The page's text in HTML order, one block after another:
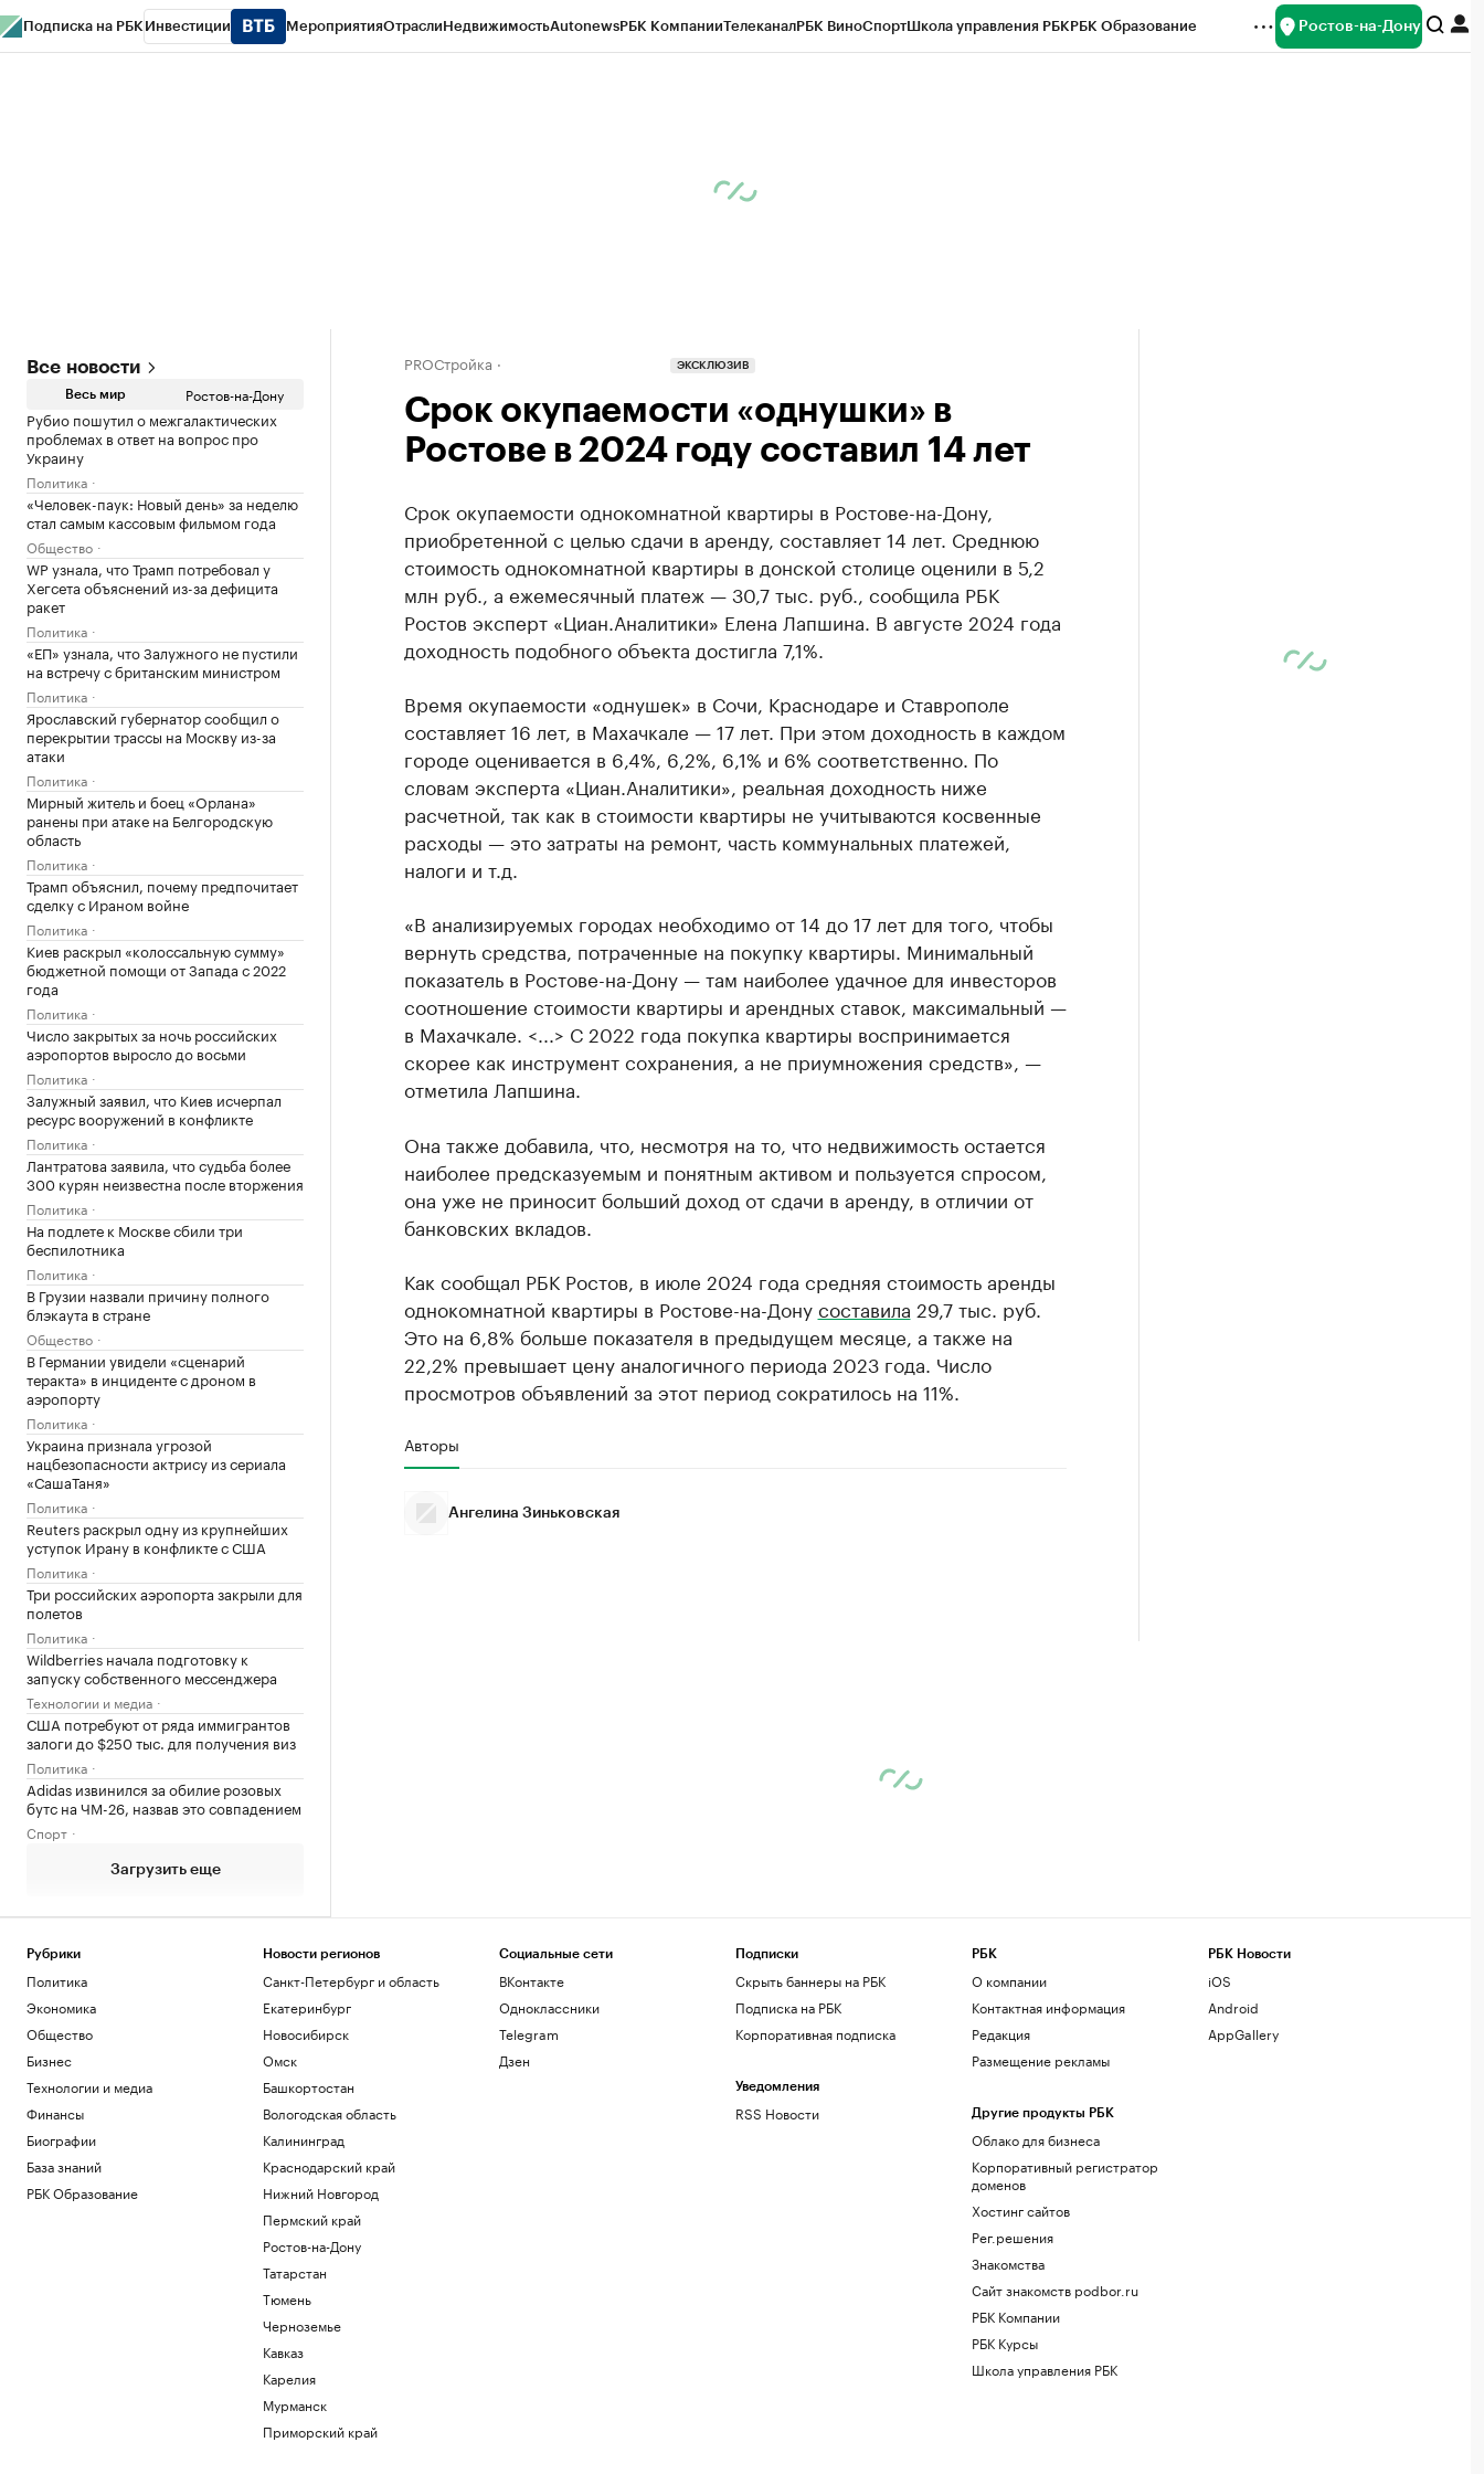
Подписка на РБК Инвестиции МероприятияОтраслиНедвижимостьAutonewsРБК КомпанииТелеканалРБК ВиноСпортШкола управления РБКРБК Образование Ростов-на-Дону
Все новости
Весь мир Ростов-на-Дону
Рубио пошутил о межгалактических
проблемах в ответ на вопрос про
Украину
Политика
«Человек-паук: Новый день» за неделю
стал самым кассовым фильмом года
Общество
WP узнала, что Трамп потребовал у
Хегсета объяснений из-за дефицита
ракет
Политика
«ЕП» узнала, что Залужного не пустили
на встречу с британским министром
Политика
Ярославский губернатор сообщил о
перекрытии трассы на Москву из-за
атаки
Политика
Мирный житель и боец «Орлана»
ранены при атаке на Белгородскую
область
Политика
Трамп объяснил, почему предпочитает
сделку с Ираном войне
Политика
Киев раскрыл «колоссальную сумму»
бюджетной помощи от Запада с 2022
года
Политика
Число закрытых за ночь российских
аэропортов выросло до восьми
Политика
Залужный заявил, что Киев исчерпал
ресурс вооружений в конфликте
Политика
Лантратова заявила, что судьба более
300 курян неизвестна после вторжения
Политика
На подлете к Москве сбили три
беспилотника
Политика
В Грузии назвали причину полного
блэкаута в стране
Общество
В Германии увидели «сценарий
теракта» в инциденте с дроном в
аэропорту
Политика
Украина признала угрозой
нацбезопасности актрису из сериала
«СашаТаня»
Политика
Reuters раскрыл одну из крупнейших
уступок Ирану в конфликте с США
Политика
Три российских аэропорта закрыли для
полетов
Политика
Wildberries начала подготовку к
запуску собственного мессенджера
Технологии и медиа
США потребуют от ряда иммигрантов
залоги до $250 тыс. для получения виз
Политика
Adidas извинился за обилие розовых
бутс на ЧМ-26, назвав это совпадением
Спорт
Загрузить еще
PROСтройка ЭКСКЛЮЗИВ
Срок окупаемости «однушки» в
Ростове в 2024 году составил 14 лет
Срок окупаемости однокомнатной квартиры в Ростове-на-Дону,
приобретенной с целью сдачи в аренду, составляет 14 лет. Среднюю
стоимость однокомнатной квартиры в донской столице оценили в 5,2
млн руб., а ежемесячный платеж — 30,7 тыс. руб., сообщила РБК
Ростов эксперт «Циан.Аналитики» Елена Лапшина. В августе 2024 года
доходность подобного объекта достигла 7,1%.
Время окупаемости «однушек» в Сочи, Краснодаре и Ставрополе
составляет 16 лет, в Махачкале — 17 лет. При этом доходность в каждом
городе оценивается в 6,4%, 6,2%, 6,1% и 6% соответственно. По
словам эксперта «Циан.Аналитики», реальная доходность ниже
расчетной, так как в стоимости квартиры не учитываются косвенные
расходы — это затраты на ремонт, часть коммунальных платежей,
налоги и т.д.
«В анализируемых городах необходимо от 14 до 17 лет для того, чтобы
вернуть средства, потраченные на покупку квартиры. Минимальный
показатель в Ростове-на-Дону — там наиболее удачное для инвесторов
соотношение стоимости квартиры и арендных ставок, максимальный —
в Махачкале. <...> С 2022 года покупка квартиры воспринимается
скорее как инструмент сохранения, а не приумножения средств», —
отметила Лапшина.
Она также добавила, что, несмотря на то, что недвижимость остается
наиболее предсказуемым и понятным активом и пользуется спросом,
она уже не приносит больший доход от сдачи в аренду, в отличии от
банковских вкладов.
Как сообщал РБК Ростов, в июле 2024 года средняя стоимость аренды
однокомнатной квартиры в Ростове-на-Донусоставила 29,7 тыс. руб.
Это на 6,8% больше показателя в предыдущем месяце, а также на
22,2% превышает цену аналогичного периода 2023 года. Число
просмотров объявлений за этот период сократилось на 11%.
Авторы
Ангелина Зиньковская
Рубрики
Политика
Экономика
Общество
Бизнес
Технологии и медиа
Финансы
Биографии
База знаний
РБК Образование
Новости регионов
Санкт-Петербург и область
Екатеринбург
Новосибирск
Омск
Башкортостан
Вологодская область
Калининград
Краснодарский край
Нижний Новгород
Пермский край
Ростов-на-Дону
Татарстан
Тюмень
Черноземье
Кавказ
Карелия
Мурманск
Приморский край
Социальные сети
ВКонтакте
Одноклассники
Telegram
Дзен
Подписки
Скрыть баннеры на РБК
Подписка на РБК
Корпоративная подписка
Уведомления
RSS Новости
РБК
О компании
Контактная информация
Редакция
Размещение рекламы
Другие продукты РБК
Облако для бизнеса
Корпоративный регистратор
доменов
Хостинг сайтов
Рег.решения
Знакомства
Сайт знакомств podbor.ru
РБК Компании
РБК Курсы
Школа управления РБК
РБК Новости
iOS
Android
AppGallery